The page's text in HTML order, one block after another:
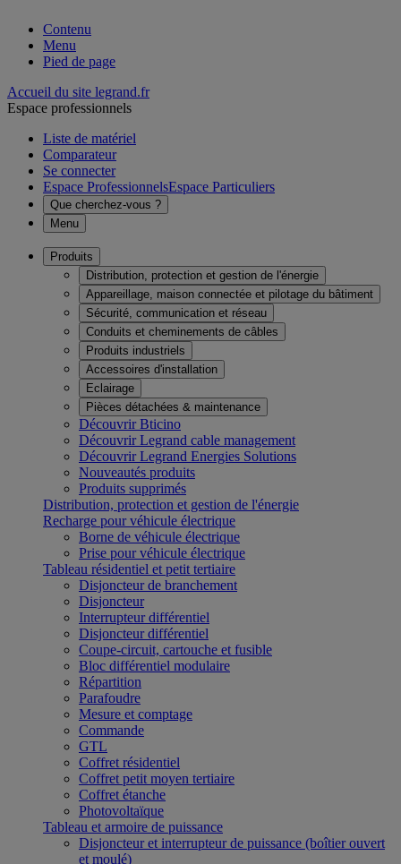
Contenu
Menu
Pied de page
Accueil du site legrand.fr
Espace professionnels
Liste de matériel
Comparateur
Se connecter
Espace ProfessionnelsEspace Particuliers
Que cherchez-vous ?
Menu
Produits
Distribution, protection et gestion de l'énergie
Appareillage, maison connectée et pilotage du bâtiment
Sécurité, communication et réseau
Conduits et cheminements de câbles
Produits industriels
Accessoires d'installation
Eclairage
Pièces détachées & maintenance
Découvrir Bticino
Découvrir Legrand cable management
Découvrir Legrand Energies Solutions
Nouveautés produits
Produits supprimés
Distribution, protection et gestion de l'énergie
Recharge pour véhicule électrique
Borne de véhicule électrique
Prise pour véhicule électrique
Tableau résidentiel et petit tertiaire
Disjoncteur de branchement
Disjoncteur
Interrupteur différentiel
Disjoncteur différentiel
Coupe-circuit, cartouche et fusible
Bloc différentiel modulaire
Répartition
Parafoudre
Mesure et comptage
Commande
GTL
Coffret résidentiel
Coffret petit moyen tertiaire
Coffret étanche
Photovoltaïque
Tableau et armoire de puissance
Disjoncteur et interrupteur de puissance (boîtier ouvert
et moulé)